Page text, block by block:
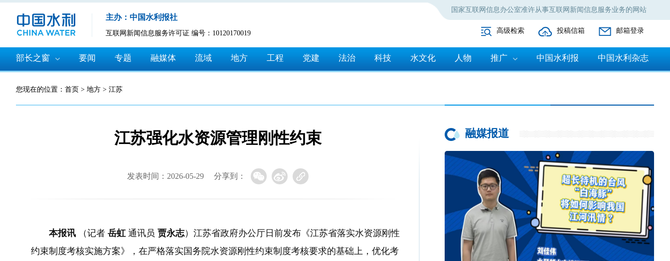
国家互联网信息办公室准许从事互联网新闻信息服务业务的网站
主办：中国水利报社
互联网新闻信息服务许可证 编号：10120170019 高级检索 投稿信箱 邮箱登录
部长之窗 要闻 专题 融媒体 流域 地方 工程 党建 法治 科技 水文化 人物 推广 中国水利报 中国水利杂志
您现在的位置： 首页 > 地方 > 江苏
江苏强化水资源管理刚性约束
发表时间：2026-05-29 分享到：
​本报讯 （记者 岳虹 通讯员 贾永志）江苏省政府办公厅日前发布《江苏省落实水资源刚性
约束制度考核实施方案》，在严格落实国务院水资源刚性约束制度考核要求的基础上，优化考
融媒报道